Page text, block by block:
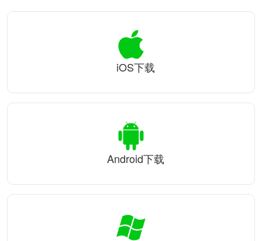
iOS下载
Android下载